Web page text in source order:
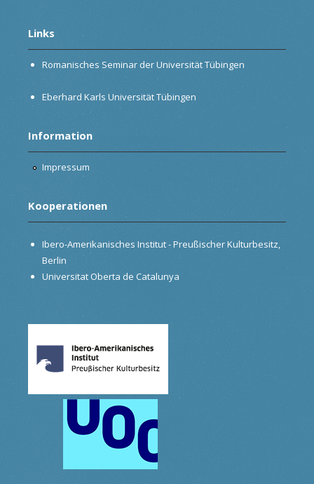
Links
Romanisches Seminar der Universität Tübingen
Eberhard Karls Universität Tübingen
Information
Impressum
Kooperationen
Ibero-Amerikanisches Institut - Preußischer Kulturbesitz,
Berlin
Universitat Oberta de Catalunya